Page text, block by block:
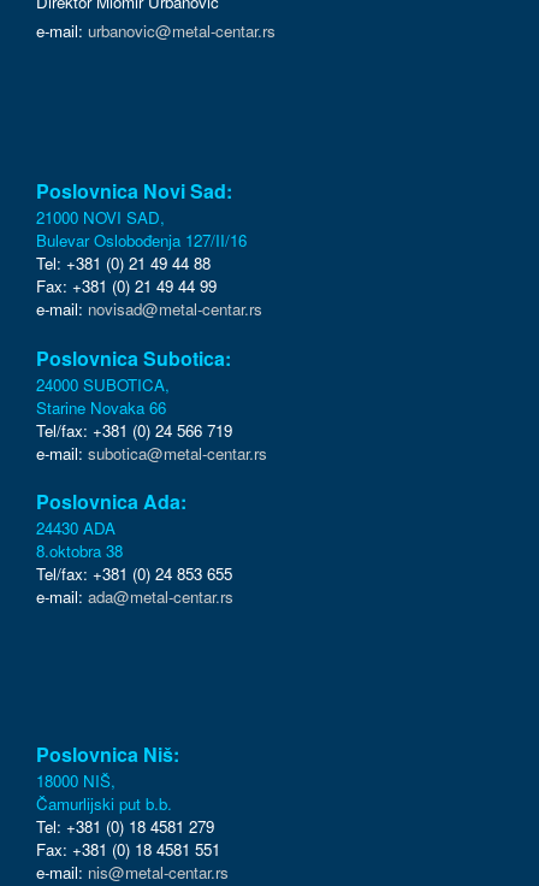
e-mail: urbanovic@metal-centar.rs
Poslovnica Novi Sad:
21000 NOVI SAD,
Bulevar Oslobođenja 127/II/16
Tel: +381 (0) 21 49 44 88
Fax: +381 (0) 21 49 44 99
e-mail: novisad@metal-centar.rs
Poslovnica Subotica:
24000 SUBOTICA,
Starine Novaka 66
Tel/fax: +381 (0) 24 566 719
e-mail: subotica@metal-centar.rs
Poslovnica Ada:
24430 ADA
8.oktobra 38
Tel/fax: +381 (0) 24 853 655
e-mail: ada@metal-centar.rs
Poslovnica Niš:
18000 NIŠ,
Čamurlijski put b.b.
Tel: +381 (0) 18 4581 279
Fax: +381 (0) 18 4581 551
e-mail: nis@metal-centar.rs